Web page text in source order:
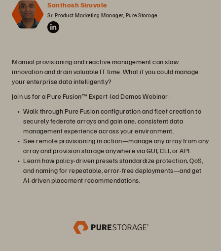
Santhosh Siruvole
Sr. Product Marketing Manager, Pure Storage
Manual provisioning and reactive management can slow
innovation and drain valuable IT time. What if you could manage
your enterprise data intelligently?
Join us for a Pure Fusion™ Expert-led Demos Webinar:
Walk through Pure Fusion configuration and fleet creation to
securely federate arrays and gain one, consistent data
management experience across your environment.
See remote provisioning in action—manage any array from any
array and provision storage anywhere via GUI, CLI, or API.
Learn how policy‑driven presets standardize protection, QoS,
and naming for repeatable, error‑free deployments—and get
AI‑driven placement recommendations.